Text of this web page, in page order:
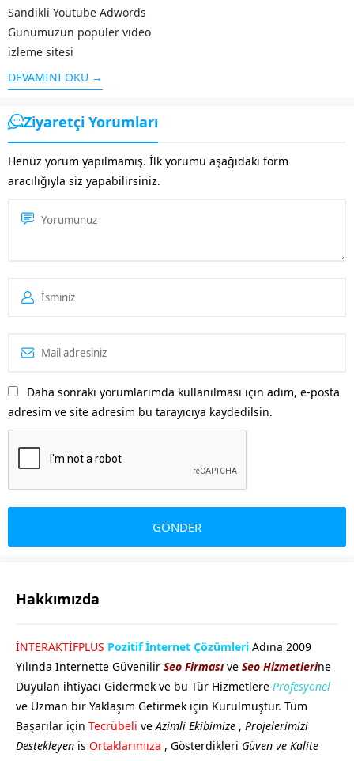
Sandikli Youtube Adwords
Günümüzün popüler video
izleme sitesi
olan Youtube ,geniş bir kitleye
hitap etmektedir. Benzerlerine
kıyasla sunduğu kolay
arayüz,videoların çabuk
özellikleri ile öne çıkan
Youtube’un ziyaretçi sayısı
fazla olunca bu alanda da...
DEVAMINI OKU →
Ziyaretçi Yorumları
Henüz yorum yapılmamış. İlk yorumu aşağıdaki form
aracılığıyla siz yapabilirsiniz.
Daha sonraki yorumlarımda kullanılması için adım, e-posta
adresim ve site adresim bu tarayıcıya kaydedilsin.
Hakkımızda
İNTERAKTİFPLUS Pozitif İnternet Çözümleri Adına 2009
Yılında İnternette Güvenilir Seo Firması ve Seo Hizmetlerine
Duyulan ihtiyacı Gidermek ve bu Tür Hizmetlere Profesyonel
ve Uzman bir Yaklaşım Getirmek için Kurulmuştur. Tüm
Başarılar için Tecrübeli veAzimli Ekibimize , Projelerimizi
Destekleyen is Ortaklarımıza , Gösterdikleri Güven ve Kalite
GÖKHAN GÖKMEN